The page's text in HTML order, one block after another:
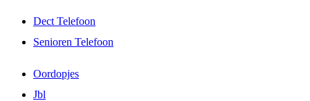
Dect Telefoon
Senioren Telefoon
Oordopjes
Jbl